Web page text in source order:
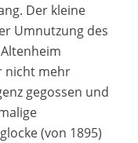
Der kleine
Umnutzung des
nicht mehr
gegossen und
(von 1895)